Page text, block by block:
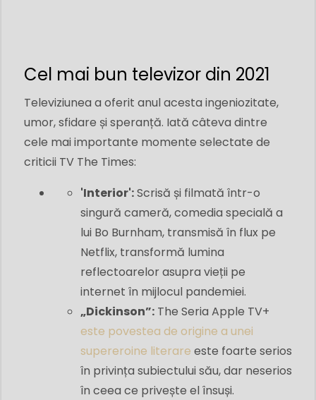
Cel mai bun televizor din 2021
Televiziunea a oferit anul acesta ingeniozitate,
umor, sfidare și speranță. Iată câteva dintre
cele mai importante momente selectate de
criticii TV The Times:
'Interior':Scrisă și filmată într-o
singură cameră, comedia specială a
lui Bo Burnham, transmisă în flux pe
Netflix, transformă lumina
reflectoarelor asupra vieții pe
internet în mijlocul pandemiei.
„Dickinson”: The Seria Apple TV+
este povestea de origine a unei
supereroine literare este foarte serios
în privința subiectului său, dar neserios
în ceea ce privește el însuși.